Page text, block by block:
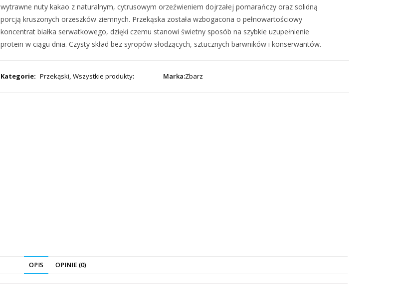
wytrawne nuty kakao z naturalnym, cytrusowym orzeźwieniem dojrzałej pomarańczy oraz solidną
porcją kruszonych orzeszków ziemnych. Przekąska została wzbogacona o pełnowartościowy
koncentrat białka serwatkowego, dzięki czemu stanowi świetny sposób na szybkie uzupełnienie
protein w ciągu dnia. Czysty skład bez syropów słodzących, sztucznych barwników i konserwantów.
Kategorie Przekąski, Wszystkie produkty Marka:Zbarz
OPIS OPINIE (0)